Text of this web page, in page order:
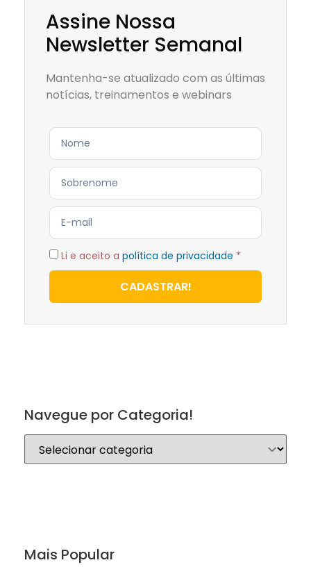
Assine Nossa
Newsletter Semanal
Mantenha-se atualizado com as últimas
notícias, treinamentos e webinars
Li e aceito a política de privacidade *
CADASTRAR!
Navegue por Categoria!
Mais Popular